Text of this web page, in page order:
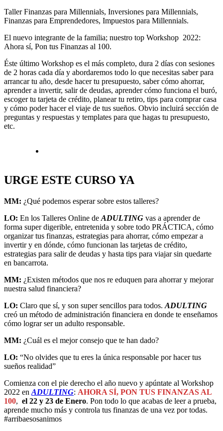
Taller Finanzas para Millennials, Inversiones para Millennials,
Finanzas para Emprendedores, Impuestos para Millennials.
El nuevo integrante de la familia; nuestro top Workshop 2022:
Ahora sí, Pon tus Finanzas al 100.
Éste último Workshop es el más completo, dura 2 días con sesiones
de 2 horas cada día y abordaremos todo lo que necesitas saber para
arrancar tu año, desde hacer tu presupuesto, saber cómo ahorrar,
aprender a invertir, salir de deudas, aprender cómo funciona el buró,
escoger tu tarjeta de crédito, planear tu retiro, tips para comprar casa
y cómo poder hacer el viaje de tus sueños. Obvio incluirá sección de
preguntas y respuestas y templates para que hagas tu presupuesto,
etc.
URGE ESTE CURSO YA
MM: ¿Qué podemos esperar sobre estos talleres?
LO: En los Talleres Online de ADULTING vas a aprender de
forma super digerible, entretenida y sobre todo PRÁCTICA, cómo
organizar tus finanzas, estrategias para ahorrar, cómo empezar a
invertir y en dónde, cómo funcionan las tarjetas de crédito,
estrategias para salir de deudas y hasta tips para viajar sin quedarte
en bancarrota.
MM: ¿Existen métodos que nos re eduquen para ahorrar y mejorar
nuestra salud financiera?
LO: Claro que sí, y son super sencillos para todos. ADULTING
creó un método de administración financiera en donde te enseñamos
cómo lograr ser un adulto responsable.
MM: ¿Cuál es el mejor consejo que te han dado?
LO: “No olvides que tu eres la única responsable por hacer tus
sueños realidad”
Comienza con el pie derecho el año nuevo y apúntate al Workshop
2022 en ADULTING: AHORA SÍ, PON TUS FINANZAS AL
100, el 22 y 23 de Enero. Pon todo lo que acabas de leer a prueba,
aprende mucho más y controla tus finanzas de una vez por todas.
#arribaesosanimos